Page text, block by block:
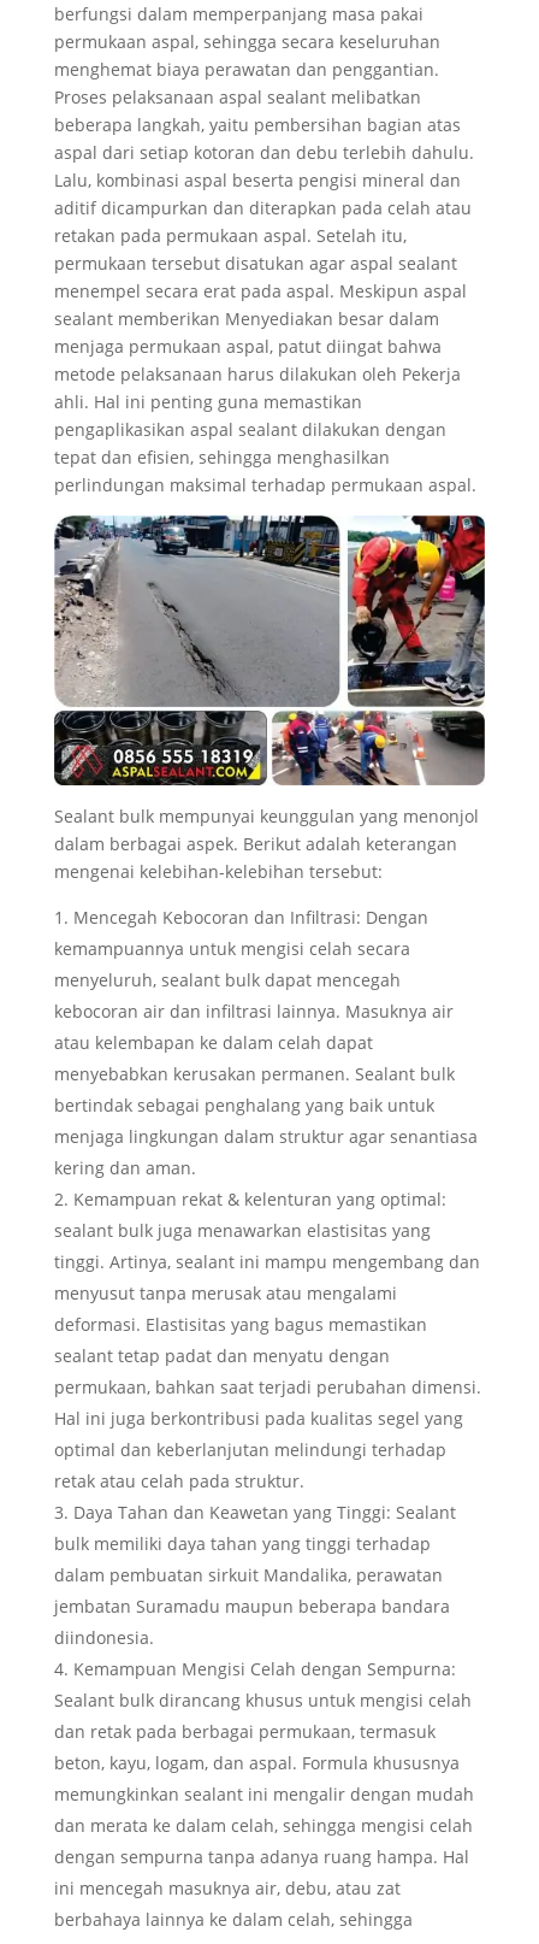
berfungsi dalam memperpanjang masa pakai
permukaan aspal, sehingga secara keseluruhan
menghemat biaya perawatan dan penggantian.
Proses pelaksanaan aspal sealant melibatkan
beberapa langkah, yaitu pembersihan bagian atas
aspal dari setiap kotoran dan debu terlebih dahulu.
Lalu, kombinasi aspal beserta pengisi mineral dan
aditif dicampurkan dan diterapkan pada celah atau
retakan pada permukaan aspal. Setelah itu,
permukaan tersebut disatukan agar aspal sealant
menempel secara erat pada aspal. Meskipun aspal
sealant memberikan Menyediakan besar dalam
menjaga permukaan aspal, patut diingat bahwa
metode pelaksanaan harus dilakukan oleh Pekerja
ahli. Hal ini penting guna memastikan
pengaplikasikan aspal sealant dilakukan dengan
tepat dan efisien, sehingga menghasilkan
perlindungan maksimal terhadap permukaan aspal.
Sealant bulk mempunyai keunggulan yang menonjol
dalam berbagai aspek. Berikut adalah keterangan
mengenai kelebihan-kelebihan tersebut:
Mencegah Kebocoran dan Infiltrasi: Dengan
kemampuannya untuk mengisi celah secara
menyeluruh, sealant bulk dapat mencegah
kebocoran air dan infiltrasi lainnya. Masuknya air
atau kelembapan ke dalam celah dapat
menyebabkan kerusakan permanen. Sealant bulk
bertindak sebagai penghalang yang baik untuk
menjaga lingkungan dalam struktur agar senantiasa
kering dan aman.
Kemampuan rekat & kelenturan yang optimal:
sealant bulk juga menawarkan elastisitas yang
tinggi. Artinya, sealant ini mampu mengembang dan
menyusut tanpa merusak atau mengalami
deformasi. Elastisitas yang bagus memastikan
sealant tetap padat dan menyatu dengan
permukaan, bahkan saat terjadi perubahan dimensi.
Hal ini juga berkontribusi pada kualitas segel yang
optimal dan keberlanjutan melindungi terhadap
retak atau celah pada struktur.
Daya Tahan dan Keawetan yang Tinggi: Sealant
bulk memiliki daya tahan yang tinggi terhadap
dalam pembuatan sirkuit Mandalika, perawatan
jembatan Suramadu maupun beberapa bandara
diindonesia.
Kemampuan Mengisi Celah dengan Sempurna:
Sealant bulk dirancang khusus untuk mengisi celah
dan retak pada berbagai permukaan, termasuk
beton, kayu, logam, dan aspal. Formula khususnya
memungkinkan sealant ini mengalir dengan mudah
dan merata ke dalam celah, sehingga mengisi celah
dengan sempurna tanpa adanya ruang hampa. Hal
ini mencegah masuknya air, debu, atau zat
berbahaya lainnya ke dalam celah, sehingga